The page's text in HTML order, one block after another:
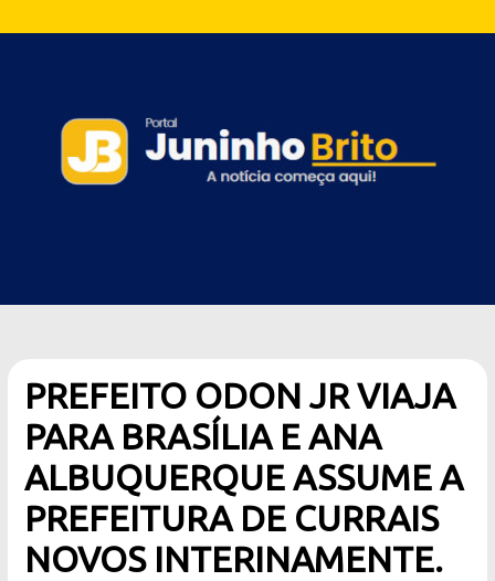
PREFEITO ODON JR VIAJA
PARA BRASÍLIA E ANA
ALBUQUERQUE ASSUME A
PREFEITURA DE CURRAIS
NOVOS INTERINAMENTE.